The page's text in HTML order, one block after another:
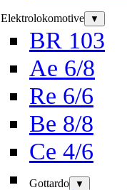
Elektrolokomotive ▼
BR 103
Ae 6/8
Re 6/6
Be 8/8
Ce 4/6
Gottardo ▼